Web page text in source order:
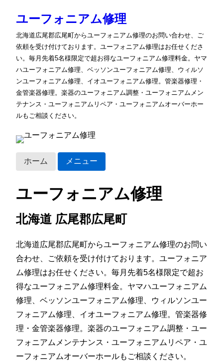
ユーフォニアム修理
北海道広尾郡広尾町からユーフォニアム修理のお問い合わせ、ご
依頼を受け付けております。ユーフォニアム修理はお任せくださ
い。毎月先着5名様限定で超お得なユーフォニアム修理料金。ヤマ
ハユーフォニアム修理、ベッソンユーフォニアム修理、ウィルソ
ンユーフォニアム修理、イオユーフォニアム修理。管楽器修理・
金管楽器修理。楽器のユーフォニアム調整・ユーフォニアムメン
テナンス・ユーフォニアムリペア・ユーフォニアムオーバーホー
ルもご相談ください。
ホーム メニュー
ユーフォニアム修理
北海道 広尾郡広尾町
北海道広尾郡広尾町からユーフォニアム修理のお問い
合わせ、ご依頼を受け付けております。ユーフォニア
ム修理はお任せください。毎月先着5名様限定で超お
得なユーフォニアム修理料金。ヤマハユーフォニアム
修理、ベッソンユーフォニアム修理、ウィルソンユー
フォニアム修理、イオユーフォニアム修理。管楽器修
理・金管楽器修理。楽器のユーフォニアム調整・ユー
フォニアムメンテナンス・ユーフォニアムリペア・ユ
ーフォニアムオーバーホールもご相談ください。